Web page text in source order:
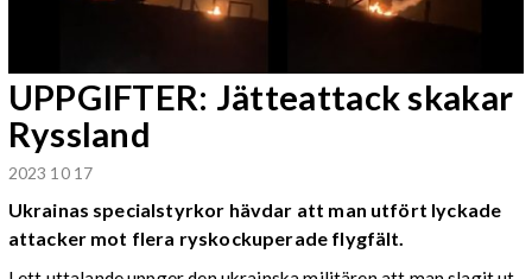
UPPGIFTER: Jätteattack skakar
Ryssland
2023 10 17
Ukrainas specialstyrkor hävdar att man utfört lyckade
attacker mot flera ryskockuperade flygfält.